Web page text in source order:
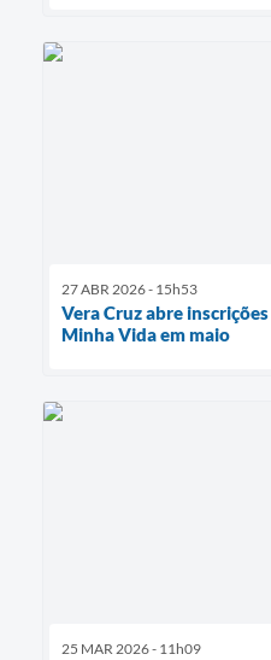
27 ABR 2026 - 15h53
Vera Cruz abre
Minha Vida em maio
25 MAR 2026 - 11h09